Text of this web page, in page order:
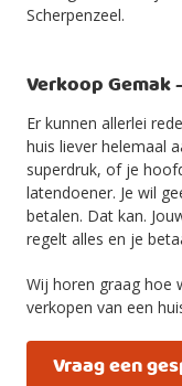
Scherpenzeel.
Verkoop Gemak
Er kunnen allerlei
huis liever helemaal
superdruk, of je
latendoener. Je wil
betalen. Dat kan.
regelt alles en je
Wij horen graag hoe
verkopen van een
Vraag een